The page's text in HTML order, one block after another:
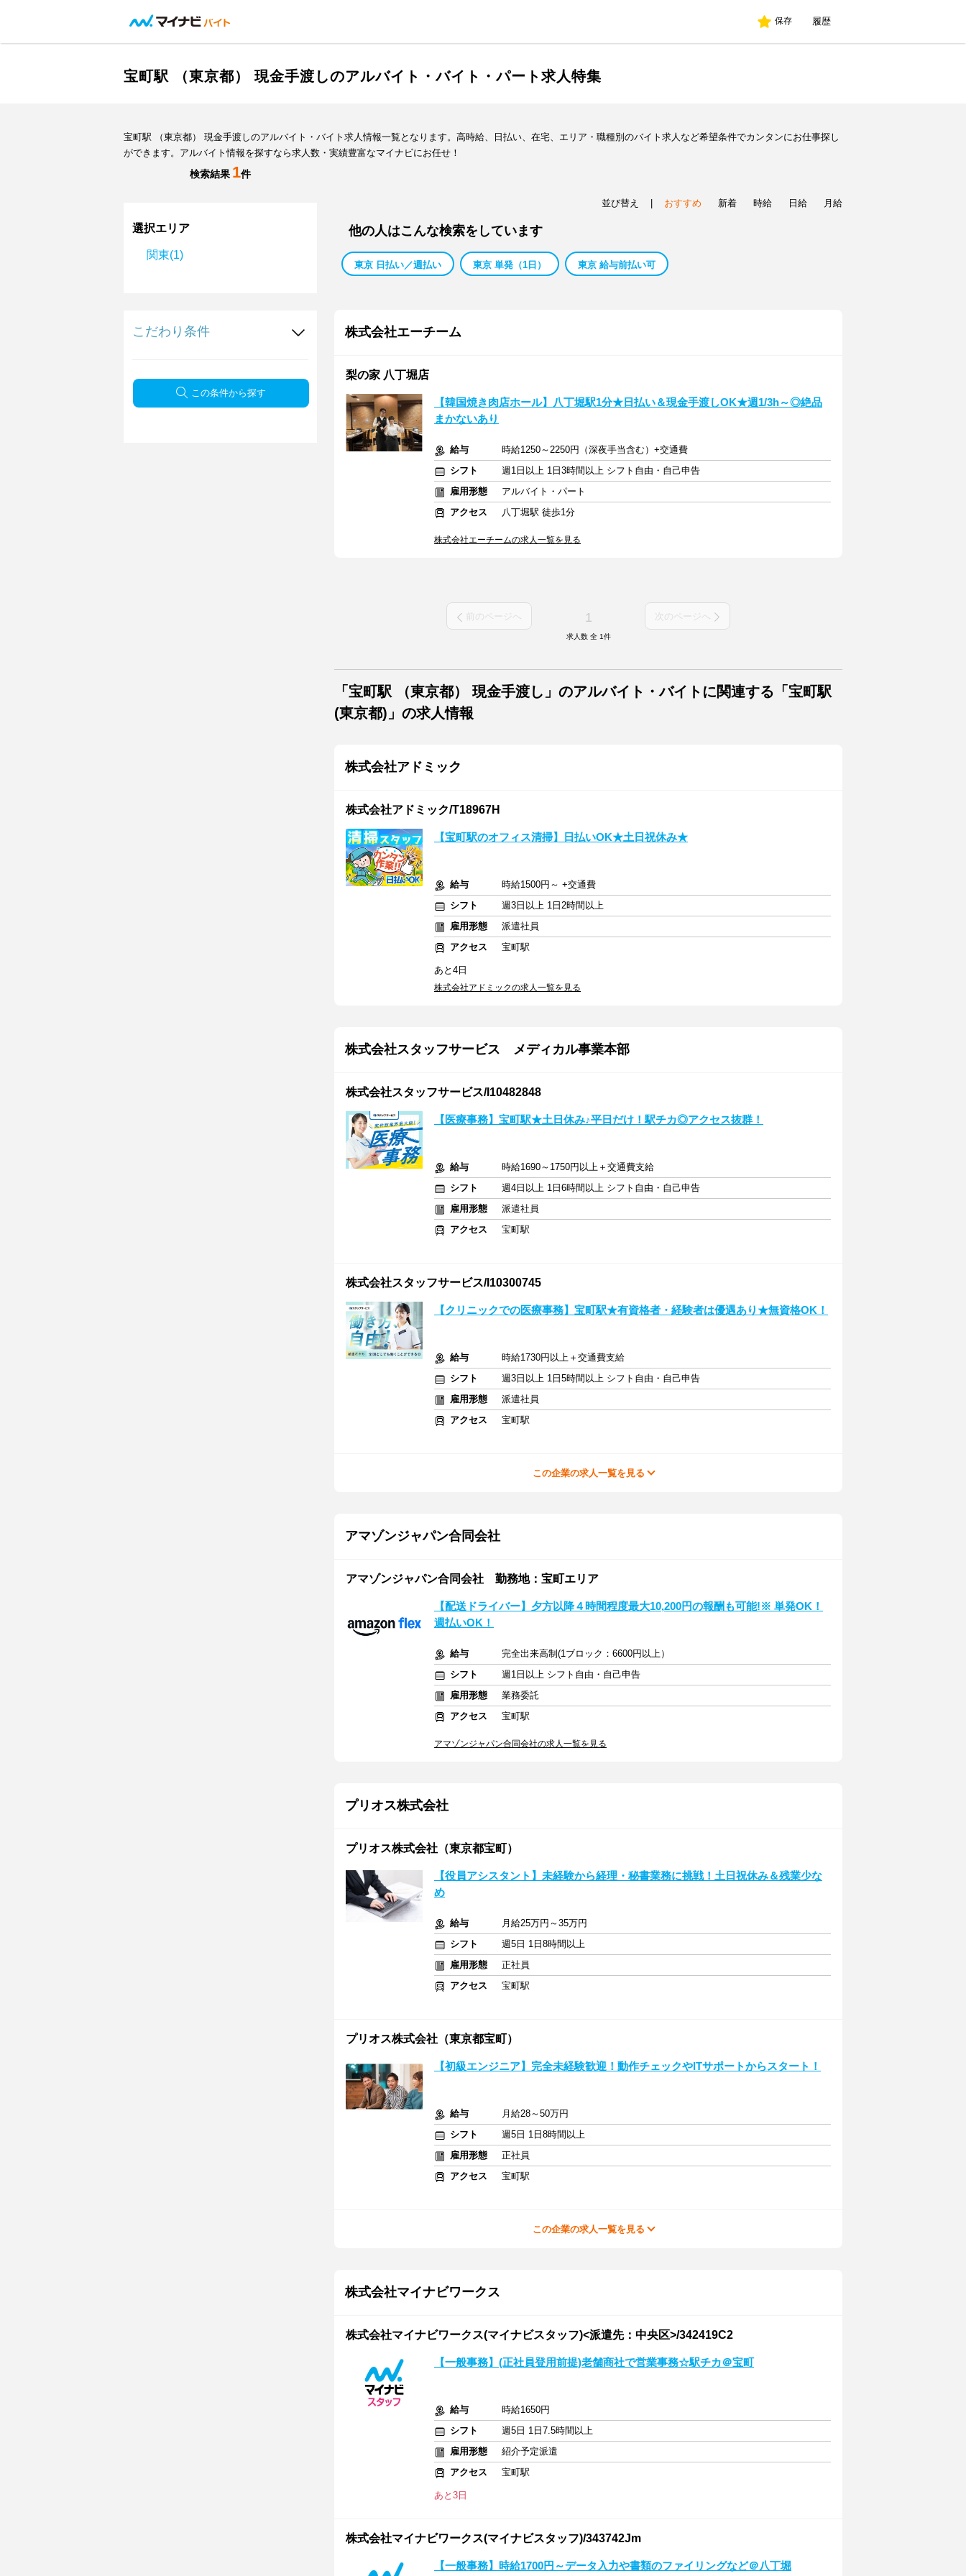
保存 履歴
宝町駅 （東京都） 現金手渡しのアルバイト・バイト・パート求人特集
宝町駅 （東京都） 現金手渡しのアルバイト・バイト求人情報一覧となります。高時給、日払い、在宅、エリア・職種別のバイト求人など希望条件でカンタンにお仕事探し
ができます。アルバイト情報を探すなら求人数・実績豊富なマイナビにお任せ！
検索結果 1件
選択エリア
関東(1)
こだわり条件
この条件から探す
並び替え おすすめ 新着 時給 日給 月給
他の人はこんな検索をしています
東京 日払い／週払い 東京 単発（1日） 東京 給与前払い可
株式会社エーチーム
梨の家 八丁堀店
【韓国焼き肉店ホール】八丁堀駅1分★日払い＆現金手渡しOK★週1/3h～◎絶品
まかないあり
給与
時給1250～2250円（深夜手当含む）+交通費
シフト
週1日以上 1日3時間以上 シフト自由・自己申告
雇用形態
アルバイト・パート
アクセス
八丁堀駅 徒歩1分
株式会社エーチームの求人一覧を見る
前のページへ 1 次のページへ
求人数 全 1件
「宝町駅 （東京都） 現金手渡し」のアルバイト・バイトに関連する「宝町駅
(東京都)」の求人情報
株式会社アドミック
株式会社アドミック/T18967H
【宝町駅のオフィス清掃】日払いOK★土日祝休み★
給与
時給1500円～ +交通費
シフト
週3日以上 1日2時間以上
雇用形態
派遣社員
アクセス
宝町駅
あと4日
株式会社アドミックの求人一覧を見る
株式会社スタッフサービス メディカル事業本部
株式会社スタッフサービス/I10482848
【医療事務】宝町駅★土日休み♪平日だけ！駅チカ◎アクセス抜群！
給与
時給1690～1750円以上＋交通費支給
シフト
週4日以上 1日6時間以上 シフト自由・自己申告
雇用形態
派遣社員
アクセス
宝町駅
株式会社スタッフサービス/I10300745
【クリニックでの医療事務】宝町駅★有資格者・経験者は優遇あり★無資格OK！
給与
時給1730円以上＋交通費支給
シフト
週3日以上 1日5時間以上 シフト自由・自己申告
雇用形態
派遣社員
アクセス
宝町駅
この企業の求人一覧を見る
アマゾンジャパン合同会社
アマゾンジャパン合同会社 勤務地：宝町エリア
【配送ドライバー】夕方以降４時間程度最大10,200円の報酬も可能!※ 単発OK！
週払いOK！
給与
完全出来高制(1ブロック：6600円以上）
シフト
週1日以上 シフト自由・自己申告
雇用形態
業務委託
アクセス
宝町駅
アマゾンジャパン合同会社の求人一覧を見る
プリオス株式会社
プリオス株式会社（東京都宝町）
【役員アシスタント】未経験から経理・秘書業務に挑戦！土日祝休み＆残業少な
め
給与
月給25万円～35万円
シフト
週5日 1日8時間以上
雇用形態
正社員
アクセス
宝町駅
プリオス株式会社（東京都宝町）
【初級エンジニア】完全未経験歓迎！動作チェックやITサポートからスタート！
給与
月給28～50万円
シフト
週5日 1日8時間以上
雇用形態
正社員
アクセス
宝町駅
この企業の求人一覧を見る
株式会社マイナビワークス
株式会社マイナビワークス(マイナビスタッフ)<派遣先：中央区>/342419C2
【一般事務】(正社員登用前提)老舗商社で営業事務☆駅チカ＠宝町
給与
時給1650円
シフト
週5日 1日7.5時間以上
雇用形態
紹介予定派遣
アクセス
宝町駅
あと3日
株式会社マイナビワークス(マイナビスタッフ)/343742Jm
【一般事務】時給1700円～データ入力や書類のファイリングなど＠八丁堀